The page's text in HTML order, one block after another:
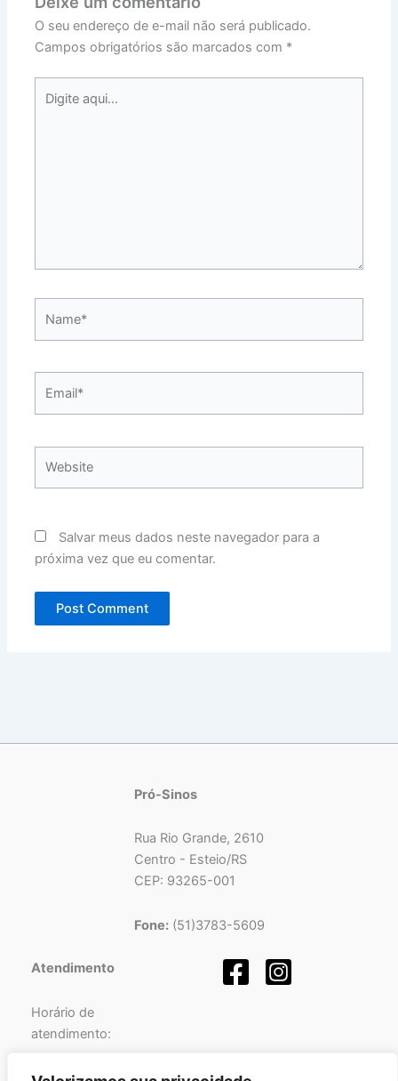
O seu endereço de e-mail não será publicado.
Campos obrigatórios são marcados com *
aqui...
Salvar meus dados neste navegador para a
próxima vez que eu comentar.
Pró-Sinos
Rua Rio Grande, 2610
Centro - Esteio/RS
CEP: 93265-001
Fone:(51)3783-5609
Atendimento
Horário de
atendimento: